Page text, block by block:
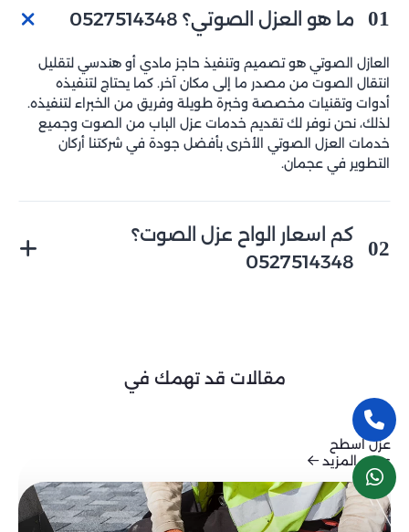
01 ما هو العزل الصوتي؟ 0527514348
العازل الصوتي هو تصميم وتنفيذ حاجز مادي أو هندسي لتقليل
انتقال الصوت من مصدر ما إلى مكان آخر. كما يحتاج لتنفيذه
أدوات وتقنيات مخصصة وخبرة طويلة وفريق من الخبراء لتنفيذه.
لذلك، نحن نوفر لك تقديم خدمات عزل الباب من الصوت وجميع
خدمات العزل الصوتي الأخرى بأفضل جودة في شركتنا أركان
التطوير في عجمان.
02
كم اسعار الواح عزل الصوت؟
0527514348
مقالات قد تهمك في
عزل اسطح
عرض المزيد